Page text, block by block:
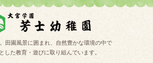
田園風景に囲まれ、自然豊かな環境の中で
した教育・遊びに取り組んでいます。